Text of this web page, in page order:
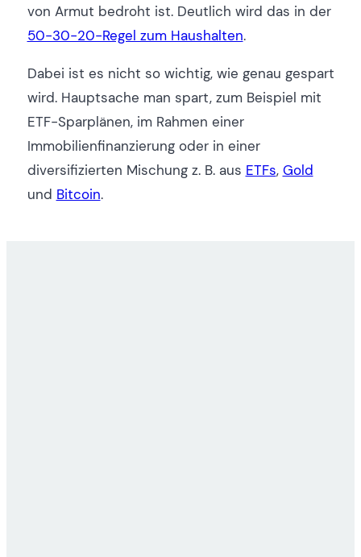
von Armut bedroht ist. Deutlich wird das in der
50-30-20-Regel zum Haushalten.
Dabei ist es nicht so wichtig, wie genau gespart
wird. Hauptsache man spart, zum Beispiel mit
ETF-Sparplänen, im Rahmen einer
Immobilienfinanzierung oder in einer
diversifizierten Mischung z. B. aus ETFs, Gold
und Bitcoin.